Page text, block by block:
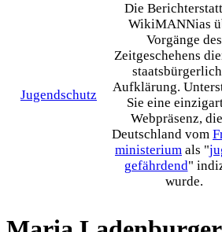
Jugendschutz
Die
WikiMANNias
Vorgänge des
Zeitgeschehens
Aufklärung.
Sie eine
Webpräsenz,
Deutschland vom
ministerium als "
gefährdend"
wurde.